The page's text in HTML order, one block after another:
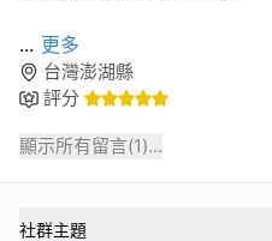
... 更多
台灣澎湖縣
評分
顯示所有留言(1)...
社群主題